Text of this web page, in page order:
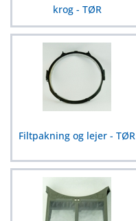
krog - TØR
Filtpakning og lejer - TØR